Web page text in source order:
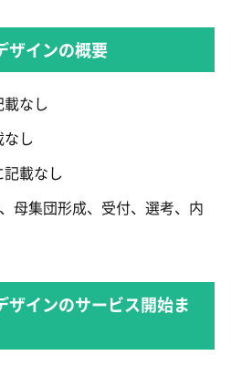
ザインの概要
なし
し
載なし
母集団形成、受付、選考、内
ザインのサービス開始ま